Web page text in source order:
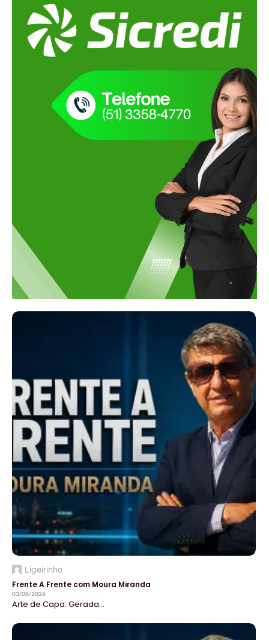
Ligeirinho
Frente A Frente com Moura Miranda
03/08/2026
Arte de Capa: Gerada...